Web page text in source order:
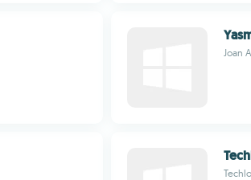
Joan